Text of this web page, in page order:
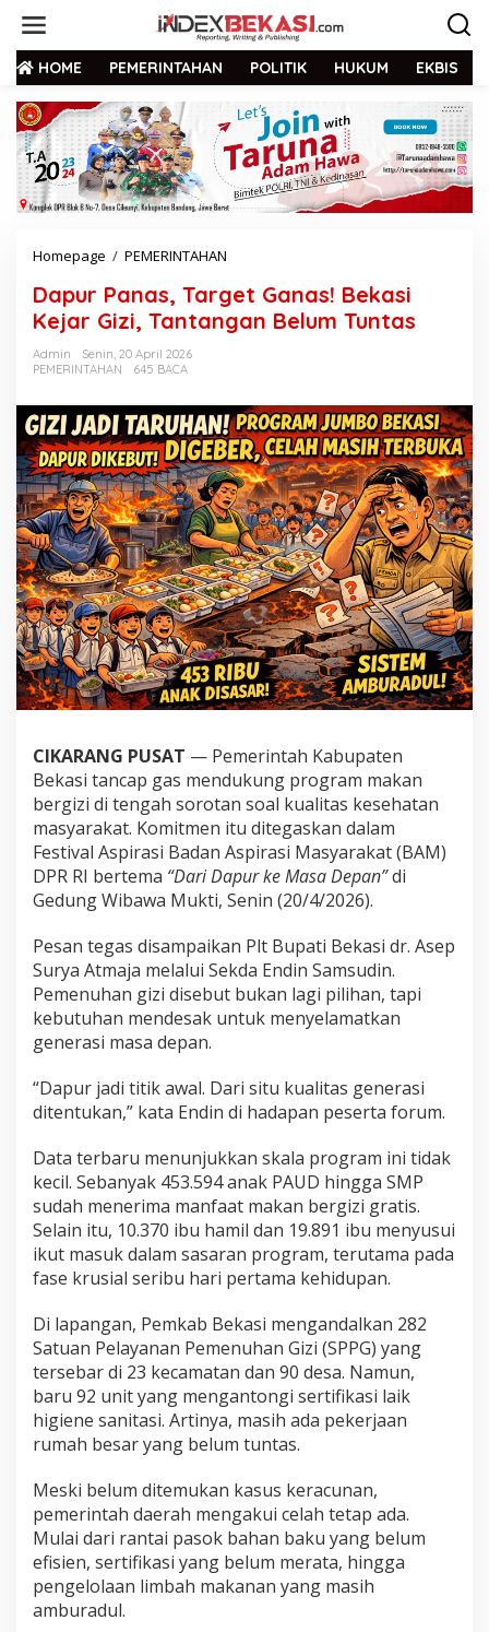
HOME PEMERINTAHAN POLITIK HUKUM EKBIS
Homepage / PEMERINTAHAN
Dapur Panas, Target Ganas! Bekasi
Kejar Gizi, Tantangan Belum Tuntas
Admin
Senin, 20 April 2026
PEMERINTAHAN
645 BACA
CIKARANG PUSAT — Pemerintah Kabupaten
Bekasi tancap gas mendukung program makan
bergizi di tengah sorotan soal kualitas kesehatan
masyarakat. Komitmen itu ditegaskan dalam
Festival Aspirasi Badan Aspirasi Masyarakat (BAM)
DPR RI bertema “Dari Dapur ke Masa Depan”di
Gedung Wibawa Mukti, Senin (20/4/2026).
Pesan tegas disampaikan Plt Bupati Bekasi dr. Asep
Surya Atmaja melalui Sekda Endin Samsudin.
Pemenuhan gizi disebut bukan lagi pilihan, tapi
kebutuhan mendesak untuk menyelamatkan
generasi masa depan.
“Dapur jadi titik awal. Dari situ kualitas generasi
ditentukan,” kata Endin di hadapan peserta forum.
Data terbaru menunjukkan skala program ini tidak
kecil. Sebanyak 453.594 anak PAUD hingga SMP
sudah menerima manfaat makan bergizi gratis.
Selain itu, 10.370 ibu hamil dan 19.891 ibu menyusui
ikut masuk dalam sasaran program, terutama pada
fase krusial seribu hari pertama kehidupan.
Di lapangan, Pemkab Bekasi mengandalkan 282
Satuan Pelayanan Pemenuhan Gizi (SPPG) yang
tersebar di 23 kecamatan dan 90 desa. Namun,
baru 92 unit yang mengantongi sertifikasi laik
higiene sanitasi. Artinya, masih ada pekerjaan
rumah besar yang belum tuntas.
Meski belum ditemukan kasus keracunan,
pemerintah daerah mengakui celah tetap ada.
Mulai dari rantai pasok bahan baku yang belum
efisien, sertifikasi yang belum merata, hingga
pengelolaan limbah makanan yang masih
amburadul.